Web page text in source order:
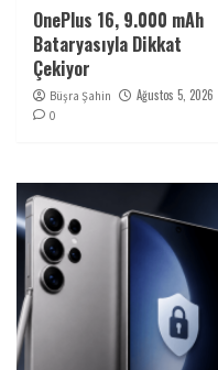
OnePlus 16, 9.000 mAh
Bataryasıyla Dikkat
Çekiyor
Büşra Şahin Ağustos 5, 2026
0